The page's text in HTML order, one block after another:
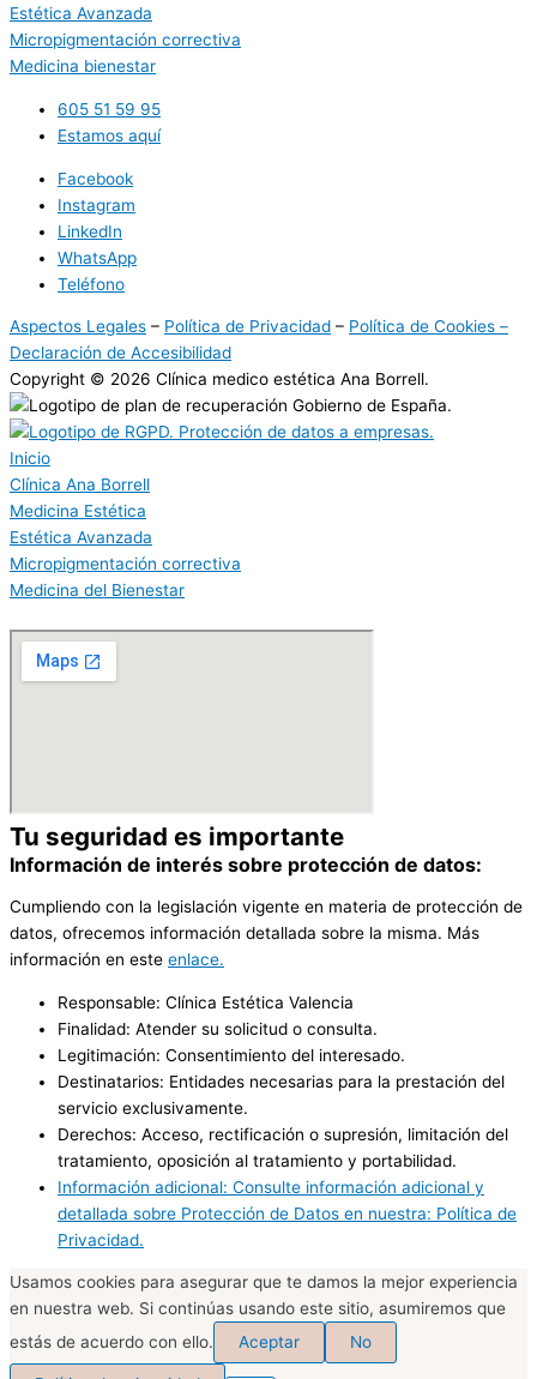
Estética Avanzada
Micropigmentación correctiva
Medicina bienestar
605 51 59 95
Estamos aquí
Facebook
Instagram
LinkedIn
WhatsApp
Teléfono
Aspectos Legales – Política de Privacidad – Política de Cookies –
Declaración de Accesibilidad
Copyright © 2026 Clínica medico estética Ana Borrell.
Inicio
Clínica Ana Borrell
Medicina Estética
Estética Avanzada
Micropigmentación correctiva
Medicina del Bienestar
Tu seguridad es importante
Información de interés sobre protección de datos:
Cumpliendo con la legislación vigente en materia de protección de
datos, ofrecemos información detallada sobre la misma. Más
información en este enlace.
Responsable: Clínica Estética Valencia
Finalidad: Atender su solicitud o consulta.
Legitimación: Consentimiento del interesado.
Destinatarios: Entidades necesarias para la prestación del
servicio exclusivamente.
Derechos: Acceso, rectificación o supresión, limitación del
tratamiento, oposición al tratamiento y portabilidad.
Información adicional: Consulte información adicional y
detallada sobre Protección de Datos en nuestra: Política de
Privacidad.
Usamos cookies para asegurar que te damos la mejor experiencia
en nuestra web. Si continúas usando este sitio, asumiremos que
estás de acuerdo con ello.
Aceptar No